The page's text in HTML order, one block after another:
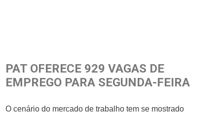
PAT OFERECE 929 VAGAS DE
EMPREGO PARA SEGUNDA-FEIRA
O cenário do mercado de trabalho tem se mostrado